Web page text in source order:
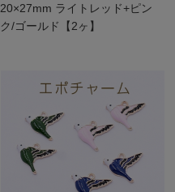
20×27mm ライトレッド+ピン
ク/ゴールド【2ヶ】